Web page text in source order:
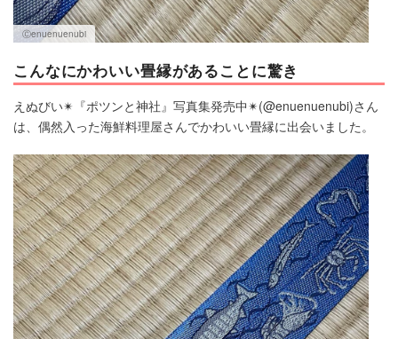
Ⓒenuenuenubi
こんなにかわいい畳縁があることに驚き
えぬびい✴︎『ポツンと神社』写真集発売中✴︎(@enuenuenubi)さん
は、偶然入った海鮮料理屋さんでかわいい畳縁に出会いました。